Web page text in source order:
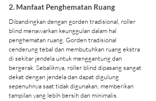
2. Manfaat Penghematan Ruang
Dibandingkan dengan gorden tradisional, roller
blind menawarkan keunggulan dalam hal
penghematan ruang. Gorden tradisional
cenderung tebal dan membutuhkan ruang ekstra
di sekitar jendela untuk menggantung dan
bergerak. Sebaliknya, roller blind dipasang sangat
dekat dengan jendela dan dapat digulung
sepenuhnya saat tidak digunakan, memberikan
tampilan yang lebih bersih dan minimalis.